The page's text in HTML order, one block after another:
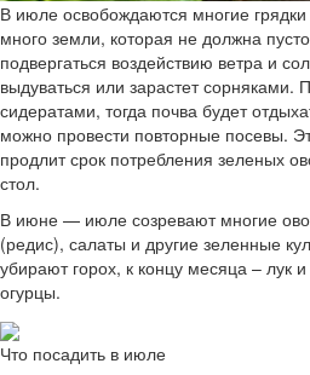
В июле освобождаются многие
много земли, которая не должна
подвергаться воздействию ветра и
выдуваться или зарастет сорняками.
сидератами, тогда почва будет
можно провести повторные посевы.
продлит срок потребления зеленых
стол.
В июне — июле созревают многие
(редис), салаты и другие зеленные
убирают горох, к концу месяца – лук
огурцы.
Что посадить в июле